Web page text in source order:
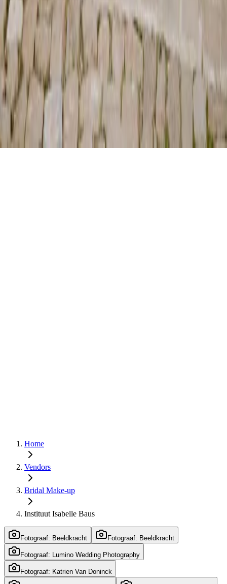
Home
Vendors
Bridal Make-up
Instituut Isabelle Baus
Fotograaf: Beeldkracht Fotograaf: Beeldkracht
Fotograaf: Lumino Wedding Photography
Fotograaf: Katrien Van Doninck